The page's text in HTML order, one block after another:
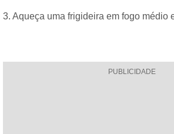
3. Aqueça uma frigideira em fogo médio
PUBLICIDADE